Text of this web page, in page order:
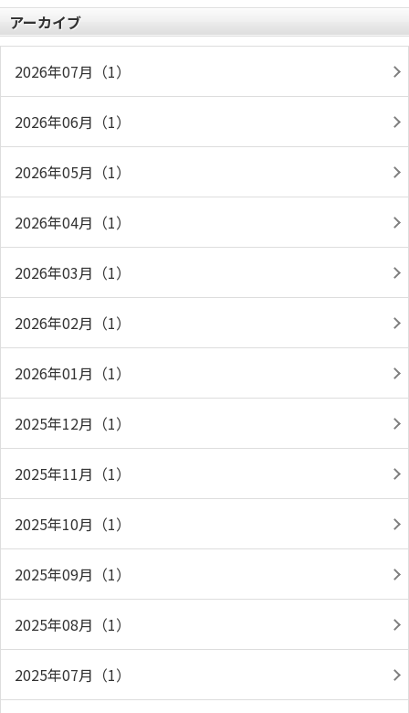
アーカイブ
2026年07月（1）
2026年06月（1）
2026年05月（1）
2026年04月（1）
2026年03月（1）
2026年02月（1）
2026年01月（1）
2025年12月（1）
2025年11月（1）
2025年10月（1）
2025年09月（1）
2025年08月（1）
2025年07月（1）